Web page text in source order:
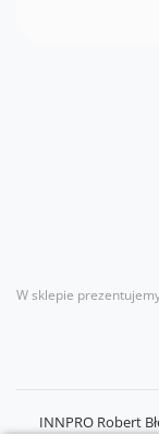
W sklepie
INNPRO Robert